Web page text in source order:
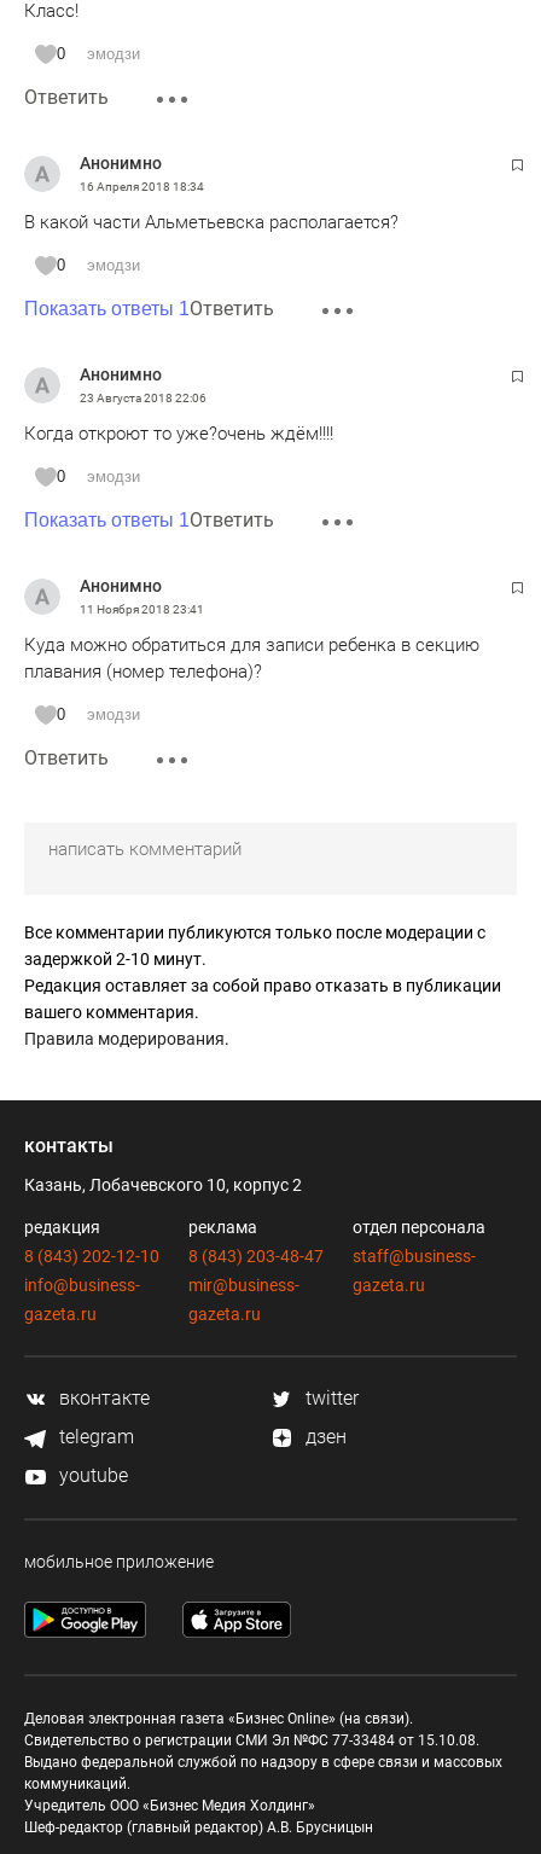
Класс!
0 эмодзи
Ответить
Анонимно
16 Апреля 2018 18:34
В какой части Альметьевска располагается?
0 эмодзи
Показать ответы 1Ответить
Анонимно
23 Августа 2018 22:06
Когда откроют то уже?очень ждём!!!!
0 эмодзи
Показать ответы 1Ответить
Анонимно
11 Ноября 2018 23:41
Куда можно обратиться для записи ребенка в секцию
плавания (номер телефона)?
0 эмодзи
Ответить
Все комментарии публикуются только после модерации с
задержкой 2-10 минут.
Редакция оставляет за собой право отказать в публикации
вашего комментария.
Правила модерирования.
контакты
Казань, Лобачевского 10, корпус 2
редакция
8 (843) 202-12-10
info@business-
gazeta.ru
реклама
8 (843) 203-48-47
mir@business-
gazeta.ru
отдел персонала
staff@business-
gazeta.ru
вконтакте
twitter
telegram
дзен
youtube
мобильное приложение
Деловая электронная газета «Бизнес Online» (на связи).
Свидетельство о регистрации СМИ Эл №ФС 77-33484 от 15.10.08.
Выдано федеральной службой по надзору в сфере связи и массовых
коммуникаций.
Учредитель ООО «Бизнес Медия Холдинг»
Шеф-редактор (главный редактор) А.В. Брусницын